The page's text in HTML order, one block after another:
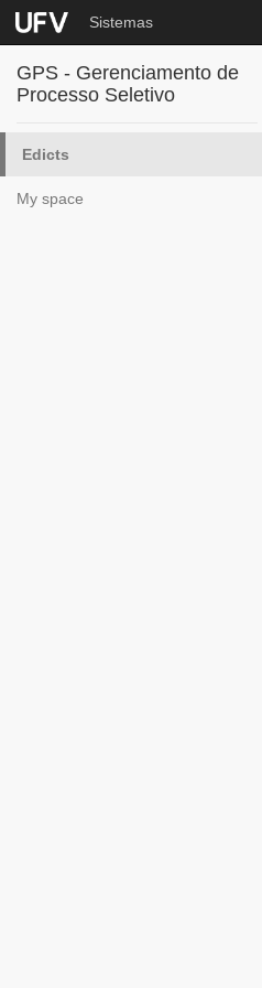
Sistemas
GPS - Gerenciamento de
Processo Seletivo
Edicts
My space